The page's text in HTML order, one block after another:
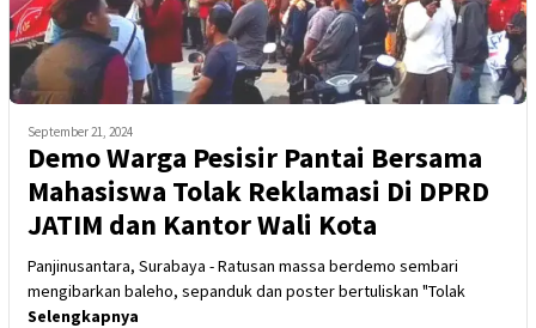
September 21, 2024
Demo Warga Pesisir Pantai Bersama
Mahasiswa Tolak Reklamasi Di DPRD
JATIM dan Kantor Wali Kota
Panjinusantara, Surabaya - Ratusan massa berdemo sembari
mengibarkan baleho, sepanduk dan poster bertuliskan "Tolak
Selengkapnya